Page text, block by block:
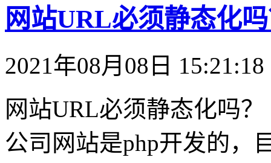
网站URL必须静态化
2021年08月08日 15:21:18
网站URL必须静态化吗？
公司网站是php开发的，